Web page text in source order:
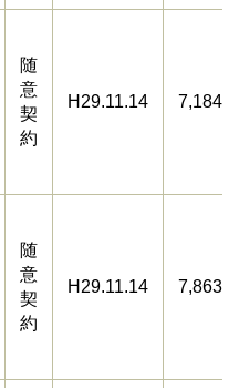
随
意
契
約
H29.11.14
随
意
契
約
H29.11.14